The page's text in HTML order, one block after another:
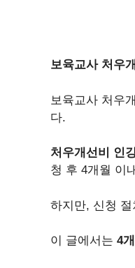
보육교사 처우
보육교사 처우
다.
처우개선비 인
청 후 4개월 이
하지만, 신청
이 글에서는 4